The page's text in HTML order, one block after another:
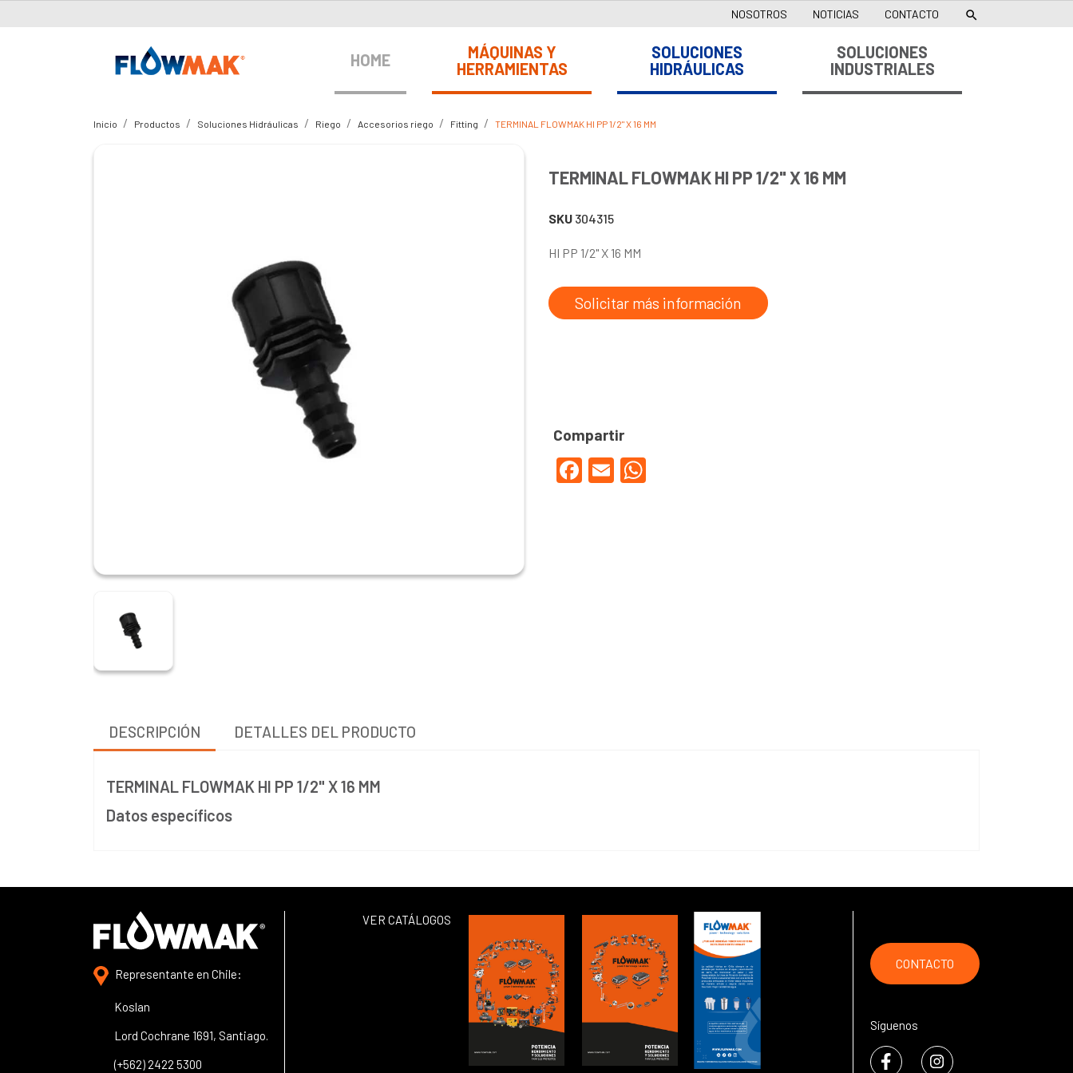
NOSOTROS NOTICIAS CONTACTO 
HOME
MÁQUINAS Y
HERRAMIENTAS
SOLUCIONES
HIDRÁULICAS
SOLUCIONES
INDUSTRIALES
Inicio Productos Soluciones Hidráulicas Riego Accesorios riego Fitting TERMINAL FLOWMAK HI PP 1/2" X 16 MM
TERMINAL FLOWMAK HI PP 1/2" X 16 MM
SKU 304315
HI PP 1/2" X 16 MM
Solicitar más información
DESCRIPCIÓN DETALLES DEL PRODUCTO
TERMINAL FLOWMAK HI PP 1/2" X 16 MM
Datos específicos
Representante en Chile:
Koslan
Lord Cochrane 1691, Santiago.
(+562) 2422 5300
VER CATÁLOGOS
CONTACTO
Síguenos